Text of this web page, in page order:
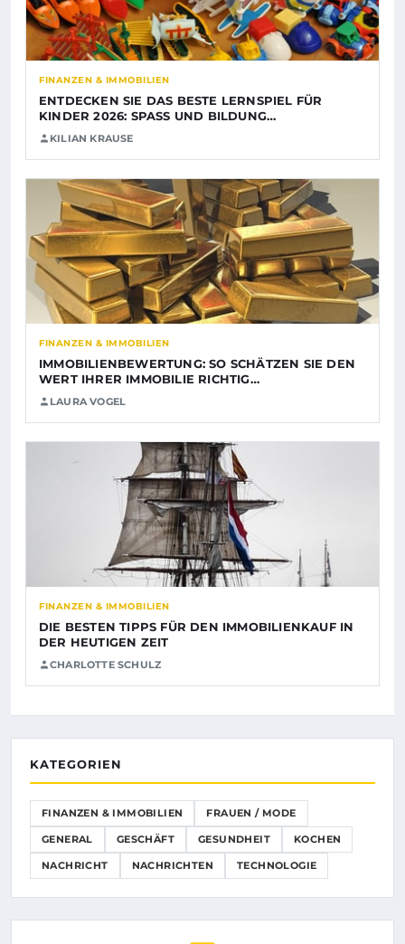
FINANZEN & IMMOBILIEN
ENTDECKEN SIE DAS BESTE LERNSPIEL FÜR
KINDER 2026: SPASS UND BILDUNG…
KILIAN KRAUSE
FINANZEN & IMMOBILIEN
IMMOBILIENBEWERTUNG: SO SCHÄTZEN SIE DEN
WERT IHRER IMMOBILIE RICHTIG…
LAURA VOGEL
FINANZEN & IMMOBILIEN
DIE BESTEN TIPPS FÜR DEN IMMOBILIENKAUF IN
DER HEUTIGEN ZEIT
CHARLOTTE SCHULZ
KATEGORIEN
FINANZEN & IMMOBILIEN FRAUEN / MODE
GENERAL GESCHÄFT GESUNDHEIT KOCHEN
NACHRICHT NACHRICHTEN TECHNOLOGIE